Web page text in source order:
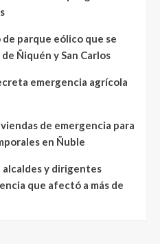
parque eólico que se
Ñiquén y San Carlos
emergencia agrícola
de emergencia para
en Ñuble
alcaldes y dirigentes
que afectó a más de